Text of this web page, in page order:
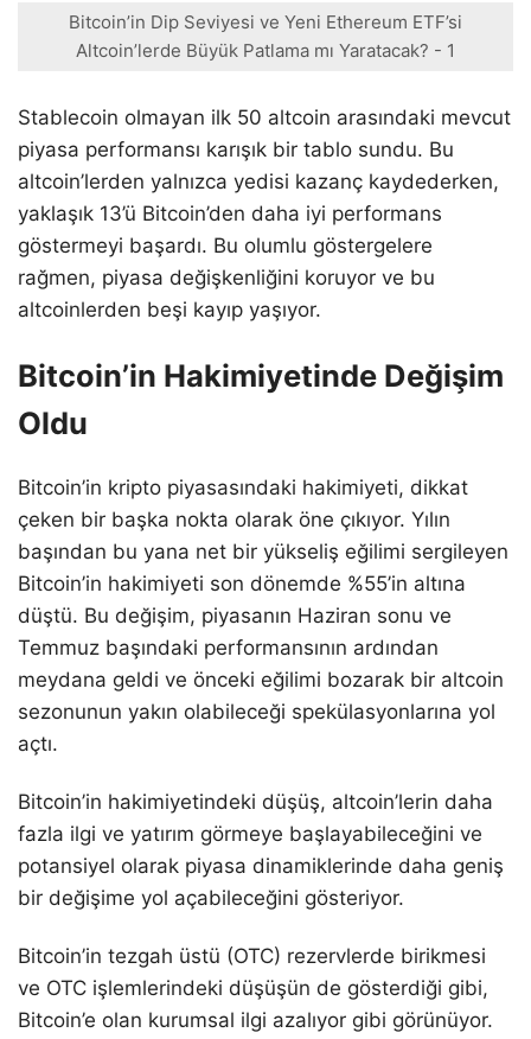
Bitcoin’in Dip Seviyesi ve Yeni Ethereum ETF’si
Altcoin’lerde Büyük Patlama mı Yaratacak? - 1
Stablecoin olmayan ilk 50 altcoin arasındaki mevcut
piyasa performansı karışık bir tablo sundu. Bu
altcoin’lerden yalnızca yedisi kazanç kaydederken,
yaklaşık 13’ü Bitcoin’den daha iyi performans
göstermeyi başardı. Bu olumlu göstergelere
rağmen, piyasa değişkenliğini koruyor ve bu
altcoinlerden beşi kayıp yaşıyor.
Bitcoin’in Hakimiyetinde Değişim
Oldu
Bitcoin’in kripto piyasasındaki hakimiyeti, dikkat
çeken bir başka nokta olarak öne çıkıyor. Yılın
başından bu yana net bir yükseliş eğilimi sergileyen
Bitcoin’in hakimiyeti son dönemde %55’in altına
düştü. Bu değişim, piyasanın Haziran sonu ve
Temmuz başındaki performansının ardından
meydana geldi ve önceki eğilimi bozarak bir altcoin
sezonunun yakın olabileceği spekülasyonlarına yol
açtı.
Bitcoin’in hakimiyetindeki düşüş, altcoin’lerin daha
fazla ilgi ve yatırım görmeye başlayabileceğini ve
potansiyel olarak piyasa dinamiklerinde daha geniş
bir değişime yol açabileceğini gösteriyor.
Bitcoin’in tezgah üstü (OTC) rezervlerde birikmesi
ve OTC işlemlerindeki düşüşün de gösterdiği gibi,
Bitcoin’e olan kurumsal ilgi azalıyor gibi görünüyor.